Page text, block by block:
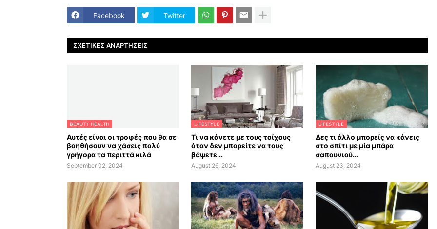
Facebook Twitter
ΣΧΕΤΙΚΈΣ ΑΝΑΡΤΉΣΕΙΣ
BEAUTY HEALTH
Αυτές είναι οι τροφές που θα σε
βοηθήσουν να χάσεις πολύ
γρήγορα τα περιττά κιλά
September 02, 2024
LIFESTYLE
Τι να κάνετε με τους τοίχους
όταν δεν μπορείτε να τους
βάψετε...
August 26, 2024
LIFESTYLE
Δες τι άλλο μπορείς να κάνεις
στο σπίτι με μία μπάρα
σαπουνιού...
August 23, 2024